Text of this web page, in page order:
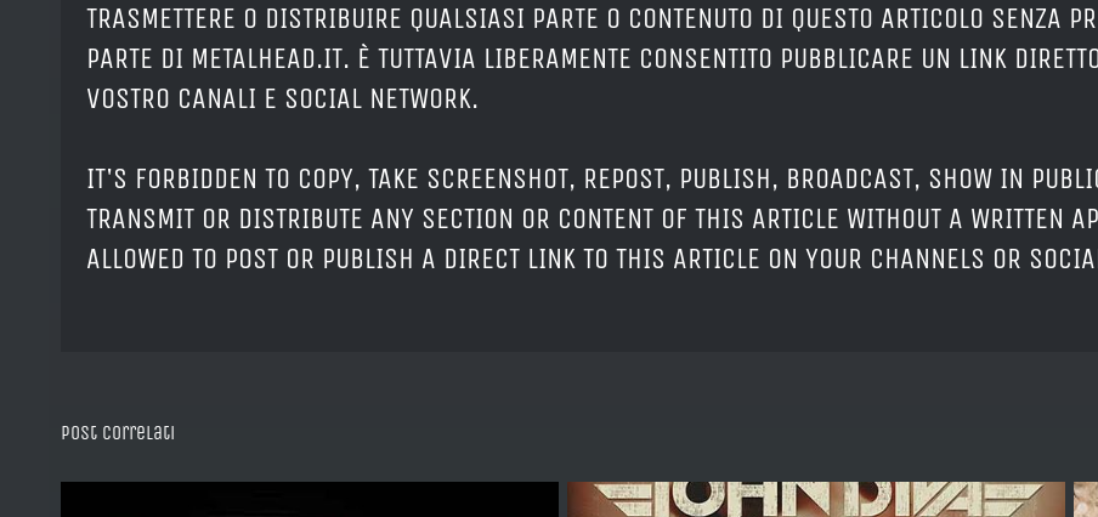
TRASMETTERE O DISTRIBUIRE QUALSIASI PARTE O CONTENUTO DI QUESTO ARTICOLO SENZA
PARTE DI METALHEAD.IT. È TUTTAVIA LIBERAMENTE CONSENTITO PUBBLICARE UN LINK
VOSTRO CANALI E SOCIAL NETWORK.
IT'S FORBIDDEN TO COPY, TAKE SCREENSHOT, REPOST, PUBLISH, BROADCAST, SHOW IN
TRANSMIT OR DISTRIBUTE ANY SECTION OR CONTENT OF THIS ARTICLE WITHOUT A WRITTEN
ALLOWED TO POST OR PUBLISH A DIRECT LINK TO THIS ARTICLE ON YOUR CHANNELS OR
Post correlati